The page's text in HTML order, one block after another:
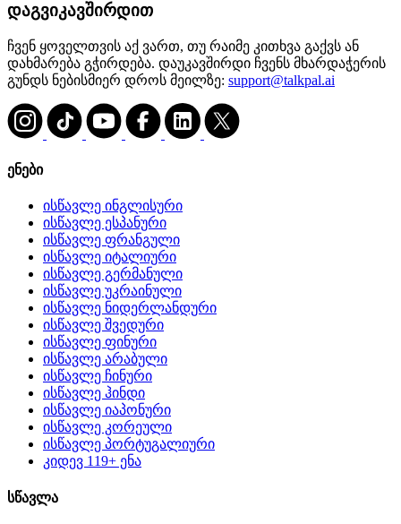
დაგვიკავშირდით
ჩვენ ყოველთვის აქ ვართ, თუ რაიმე კითხვა გაქვს ან
დახმარება გჭირდება. დაუკავშირდი ჩვენს მხარდაჭერის
გუნდს ნებისმიერ დროს მეილზე: support@talkpal.ai
ენები
ისწავლე ინგლისური
ისწავლე ესპანური
ისწავლე ფრანგული
ისწავლე იტალიური
ისწავლე გერმანული
ისწავლე უკრაინული
ისწავლე ნიდერლანდური
ისწავლე შვედური
ისწავლე ფინური
ისწავლე არაბული
ისწავლე ჩინური
ისწავლე ჰინდი
ისწავლე იაპონური
ისწავლე კორეული
ისწავლე პორტუგალიური
კიდევ 119+ ენა
სწავლა